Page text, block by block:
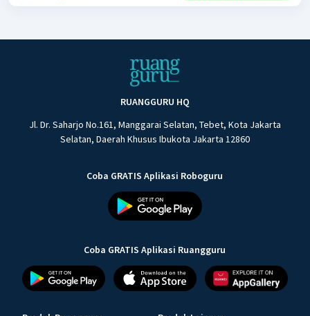
RUANGGURU HQ
Jl. Dr. Saharjo No.161, Manggarai Selatan, Tebet, Kota Jakarta
Selatan, Daerah Khusus Ibukota Jakarta 12860
Coba GRATIS Aplikasi Roboguru
Coba GRATIS Aplikasi Ruangguru